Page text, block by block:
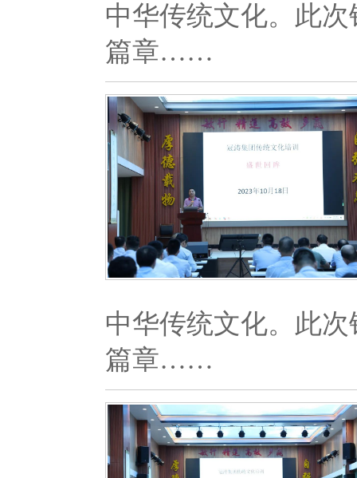
中华传统文化。此
篇章……
中华传统文化。此
篇章……